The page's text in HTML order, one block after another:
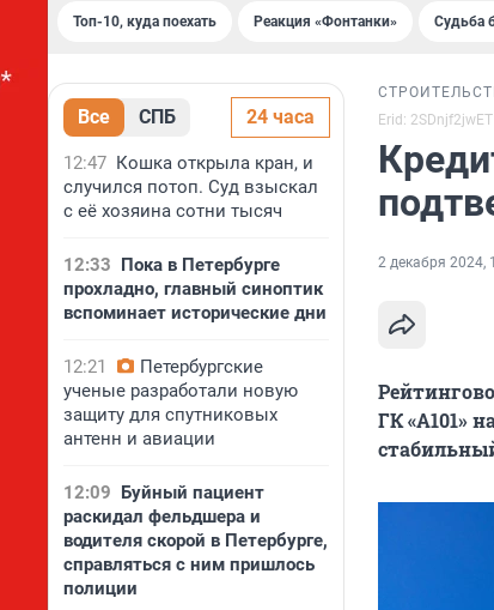
Топ-10, куда поехать Реакция «Фонтанки» Судьба
Все СПБ 24 часа
12:47 Кошка открыла кран, и
случился потоп. Суд взыскал
с её хозяина сотни тысяч
12:33 Пока в Петербурге
прохладно, главный синоптик
вспоминает исторические дни
12:21
Петербургские
ученые разработали новую
защиту для спутниковых
антенн и авиации
12:09 Буйный пациент
раскидал фельдшера и
водителя скорой в Петербурге,
справляться с ним пришлось
полиции
Erid: 2SDnjf2jwET
2 декабря 2024,
ГК «А101»